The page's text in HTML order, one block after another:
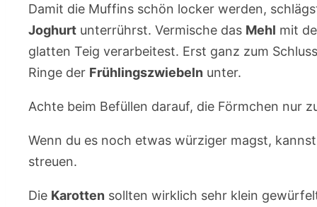
Damit die Muffins schön locker werden,
Joghurt unterrührst. Vermische das Mehl mit
glatten Teig verarbeitest. Erst ganz zum
Ringe der Frühlingszwiebeln unter.
Achte beim Befüllen darauf, die Förmchen nur
Wenn du es noch etwas würziger magst,
streuen.
Die Karotten sollten wirklich sehr klein